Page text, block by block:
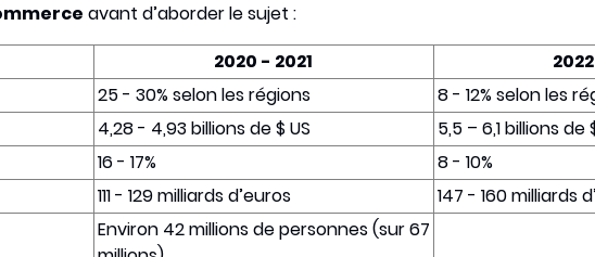
avant d’aborder le sujet :
2020 - 2021
25 - 30% selon les régions
8 - 12% selon les
4,28 - 4,93 billions de $ US
5,5 – 6,1 billions de
16 - 17%
8 - 10%
111 - 129 milliards d’euros
147 - 160 milliards
Environ 42 millions de personnes (sur 67